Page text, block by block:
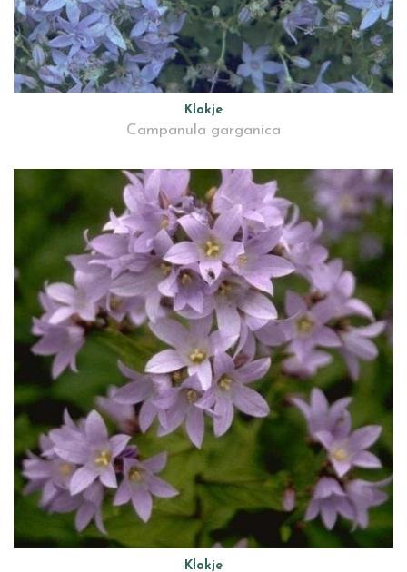
Klokje
Campanula garganica
Klokje